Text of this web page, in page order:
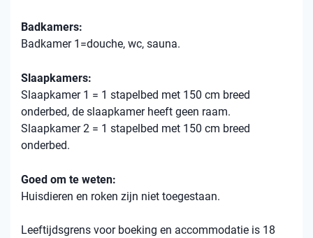
Badkamers:
Badkamer 1=douche, wc, sauna.
Slaapkamers:
Slaapkamer 1 = 1 stapelbed met 150 cm breed
onderbed, de slaapkamer heeft geen raam.
Slaapkamer 2 = 1 stapelbed met 150 cm breed
onderbed.
Goed om te weten:
Huisdieren en roken zijn niet toegestaan.
Leeftijdsgrens voor boeking en accommodatie is 18